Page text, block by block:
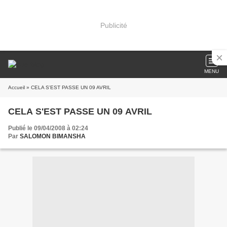
Publicité
MENU
Accueil » CELA S'EST PASSE UN 09 AVRIL
CELA S'EST PASSE UN 09 AVRIL
Publié le 09/04/2008 à 02:24
Par SALOMON BIMANSHA